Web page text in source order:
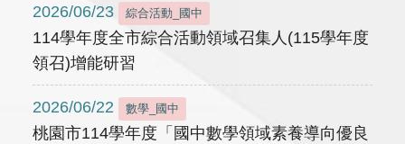
2026/06/23 綜合活動_國中
114學年度全市綜合活動領域召集人(115學年度
領召)增能研習
2026/06/22 數學_國中
桃園市114學年度「國中數學領域素養導向優良